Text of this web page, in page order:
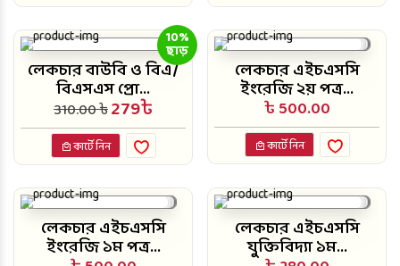
10%
ছাড়
লেকচার বাউবি ও বিএ/
বিএসএস প্রো...
310.00 ৳279৳
কার্টে নিন
লেকচার এইচএসসি
ইংরেজি ২য় পত্র...
৳ 500.00
কার্টে নিন
লেকচার এইচএসসি
ইংরেজি ১ম পত্র...
লেকচার এইচএসসি
যুক্তিবিদ্যা ১ম...